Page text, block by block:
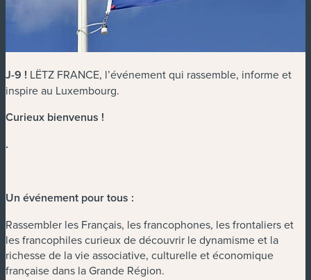
J-9 ! LËTZ FRANCE, l’événement qui rassemble, informe et
inspire au Luxembourg.
Curieux bienvenus !
.
Un événement pour tous :
Rassembler les Français, les francophones, les frontaliers et
les francophiles curieux de découvrir le dynamisme et la
richesse de la vie associative, culturelle et économique
française dans la Grande Région.